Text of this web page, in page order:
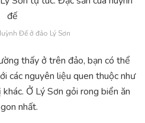
Đế ở đảo Lý Sơn
thấy ở trên đảo, bạn có thể
các nguyên liệu quen thuộc như
Ở Lý Sơn gỏi rong biển ăn
nhất.